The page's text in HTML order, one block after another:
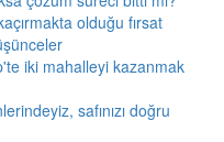
olduğu fırsat
iki mahalleyi kazanmak
safınızı doğru